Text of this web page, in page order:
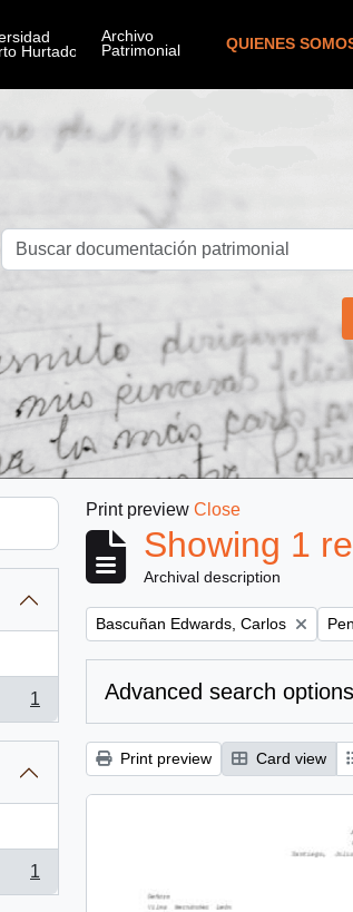
QUIENES
1
1
Print preview Close
Showing 1
Archival description
Remove filter:
Bascuñan Edwards, Carlos
Advanced search options
Print preview Card view